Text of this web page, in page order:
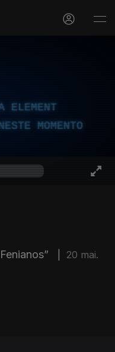
ELEMENT
MOMENTO
20 mai.